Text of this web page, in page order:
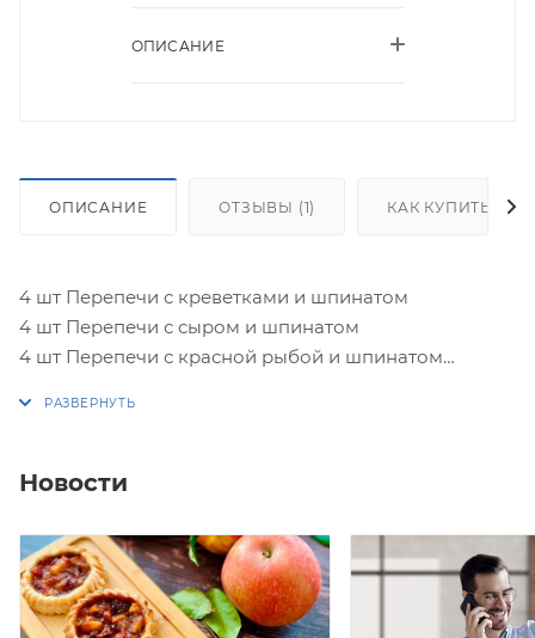
ОПИСАНИЕ
ОПИСАНИЕ ОТЗЫВЫ (1) КАК КУПИТЬ
4 шт Перепечи с креветками и шпинатом
4 шт Перепечи с сыром и шпинатом
4 шт Перепечи с красной рыбой и шпинатом
сдобного теста!
Вес коробки: 800-850 гр.
243,8 кКал/100 гр.
Новости